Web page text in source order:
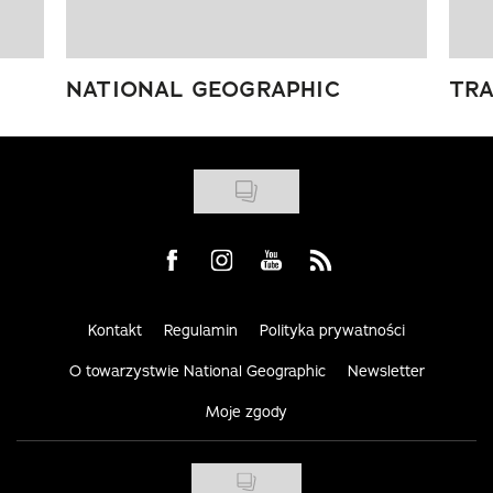
NATIONAL GEOGRAPHIC
Visit us on Facebook
Visit us on Instagram
Visit us on Youtube
Visit us on Rss
Kontakt Regulamin Polityka prywatności
O towarzystwie National Geographic Newsletter
Moje zgody